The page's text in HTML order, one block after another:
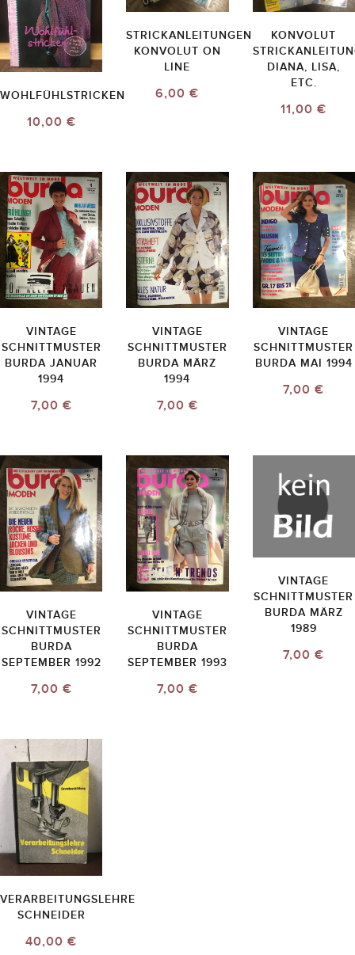
WOHLFÜHLSTRICKEN
10,00 €
STRICKANLEITUNGEN
KONVOLUT ON
LINE
6,00 €
KONVOLUT
DIANA, LISA,
ETC.
11,00 €
VINTAGE
SCHNITTMUSTER
BURDA JANUAR
1994
7,00 €
VINTAGE
SCHNITTMUSTER
BURDA MÄRZ
1994
7,00 €
VINTAGE
SCHNITTMUSTER
BURDA MAI 1994
7,00 €
VINTAGE
SCHNITTMUSTER
BURDA
SEPTEMBER 1992
7,00 €
VINTAGE
SCHNITTMUSTER
BURDA
SEPTEMBER 1993
7,00 €
VINTAGE
SCHNITTMUSTER
BURDA MÄRZ
1989
7,00 €
VERARBEITUNGSLEHRE
SCHNEIDER
40,00 €